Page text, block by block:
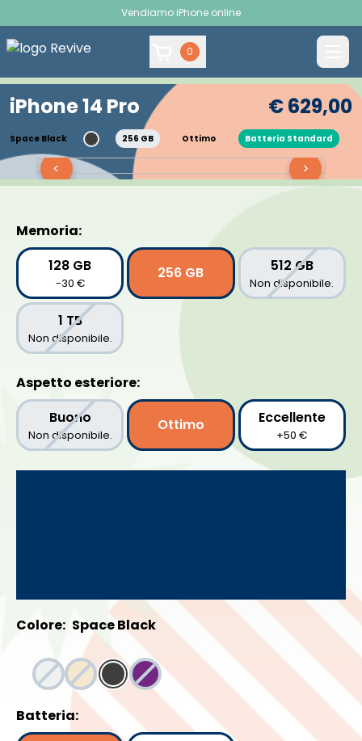
Vendiamo iPhone online
0
iPhone 14 Pro € 629,00
Space Black 256 GB Ottimo Batteria Standard
>
<
Memoria:
128 GB
-30 €
256 GB 512 GB
Non disponibile.
1 TB
Non disponibile.
Aspetto esteriore:
Buono
Non disponibile.
Ottimo Eccellente
+50 €
Colore: Space Black
Batteria: